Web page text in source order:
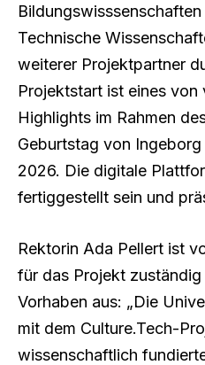
Technische
weiterer Projektpartner
Projektstart ist eines von
Highlights im Rahmen
Geburtstag von
2026. Die digitale
fertiggestellt sein und
Rektorin Ada Pellert ist
für das Projekt
Vorhaben aus: „Die
mit dem Culture.Tech-
wissenschaftlich